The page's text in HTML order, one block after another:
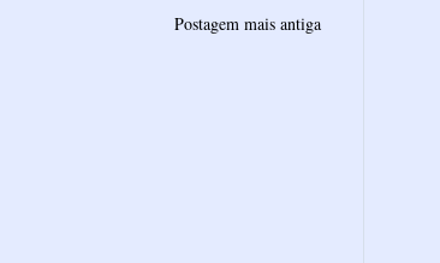
Postagem mais antiga